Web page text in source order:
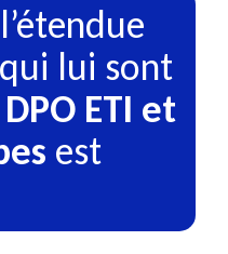
lui sont
DPO ETI et
est